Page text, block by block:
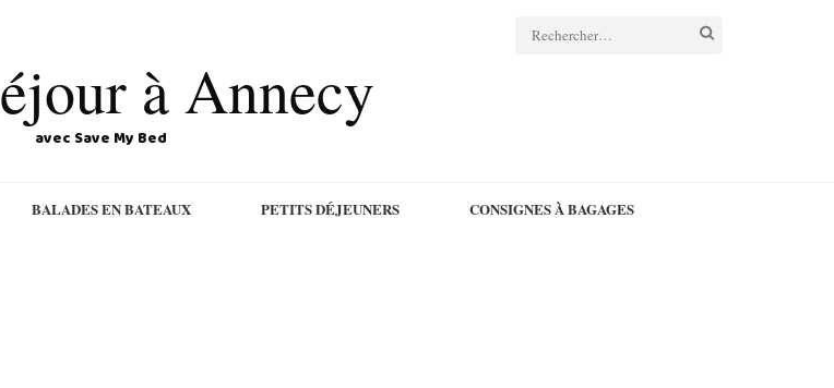
Rechercher :
à Annecy
avec Save My Bed
BALADES EN BATEAUX PETITS DÉJEUNERS CONSIGNES À BAGAGES